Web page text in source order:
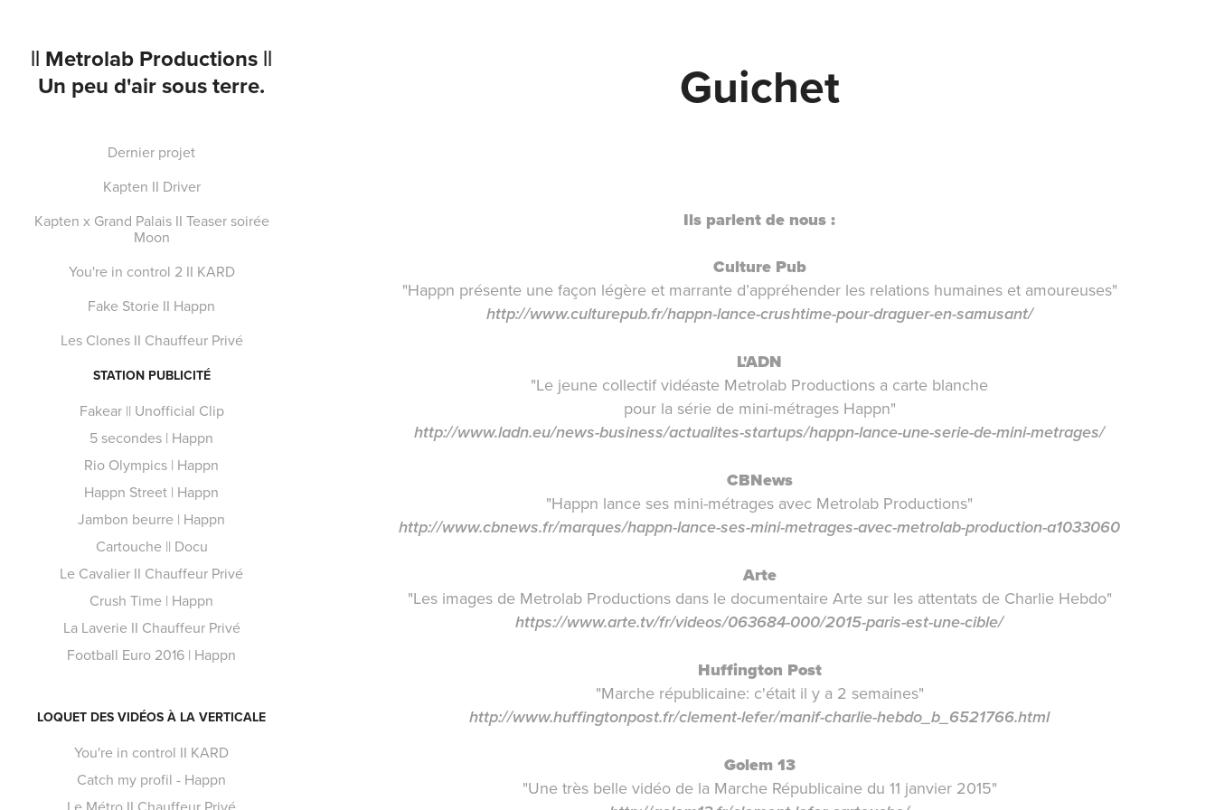
|| Metrolab Productions ||
Un peu d'air sous terre.
Dernier projet
Kapten II Driver
Kapten x Grand Palais II Teaser soirée
Moon
You're in control 2 II KARD
Fake Storie II Happn
Les Clones II Chauffeur Privé
STATION PUBLICITÉ
Fakear || Unofficial Clip
5 secondes | Happn
Rio Olympics | Happn
Happn Street | Happn
Jambon beurre | Happn
Cartouche || Docu
Le Cavalier II Chauffeur Privé
Crush Time | Happn
La Laverie II Chauffeur Privé
Football Euro 2016 | Happn
LOQUET DES VIDÉOS À LA VERTICALE
You're in control II KARD
Catch my profil - Happn
Guichet
Ils parlent de nous :
Culture Pub
"Happn présente une façon légère et marrante d’appréhender les relations humaines et amoureuses"
http://www.culturepub.fr/happn-lance-crushtime-pour-draguer-en-samusant/
L'ADN
"Le jeune collectif vidéaste Metrolab Productions a carte blanche
pour la série de mini-métrages Happn"
http://www.ladn.eu/news-business/actualites-startups/happn-lance-une-serie-de-mini-metrages/
CBNews
"Happn lance ses mini-métrages avec Metrolab Productions"
http://www.cbnews.fr/marques/happn-lance-ses-mini-metrages-avec-metrolab-production-a1033060
Arte
"Les images de Metrolab Productions dans le documentaire Arte sur les attentats de Charlie Hebdo"
https://www.arte.tv/fr/videos/063684-000/2015-paris-est-une-cible/
Huffington Post
"Marche républicaine: c'était il y a 2 semaines"
http://www.huffingtonpost.fr/clement-lefer/manif-charlie-hebdo_b_6521766.html
Golem 13
"Une très belle vidéo de la Marche Républicainedu 11 janvier 2015"